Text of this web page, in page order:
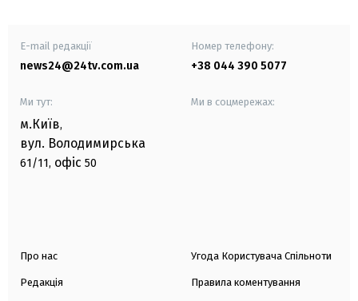
E-mail редакції
news24@24tv.com.ua
Номер телефону:
+38 044 390 5077
Ми тут:
м.Київ,
вул. Володимирська
61/11, офіс 50
Ми в соцмережах:
Про нас
Редакція
Угода Користувача Спільноти
Правила коментування